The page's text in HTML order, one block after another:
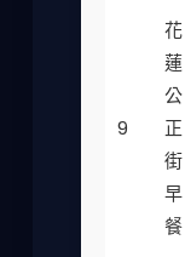
9
花
蓮
公
正
街
早
餐